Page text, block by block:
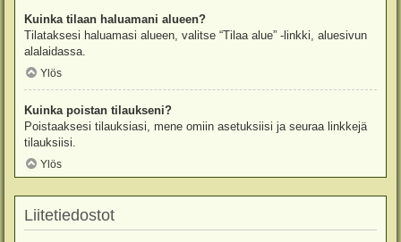
Kuinka tilaan haluamani alueen?
Tilataksesi haluamasi alueen, valitse “Tilaa alue” -linkki, aluesivun
alalaidassa.
Ylös
Kuinka poistan tilaukseni?
Poistaaksesi tilauksiasi, mene omiin asetuksiisi ja seuraa linkkejä
tilauksiisi.
Ylös
Liitetiedostot